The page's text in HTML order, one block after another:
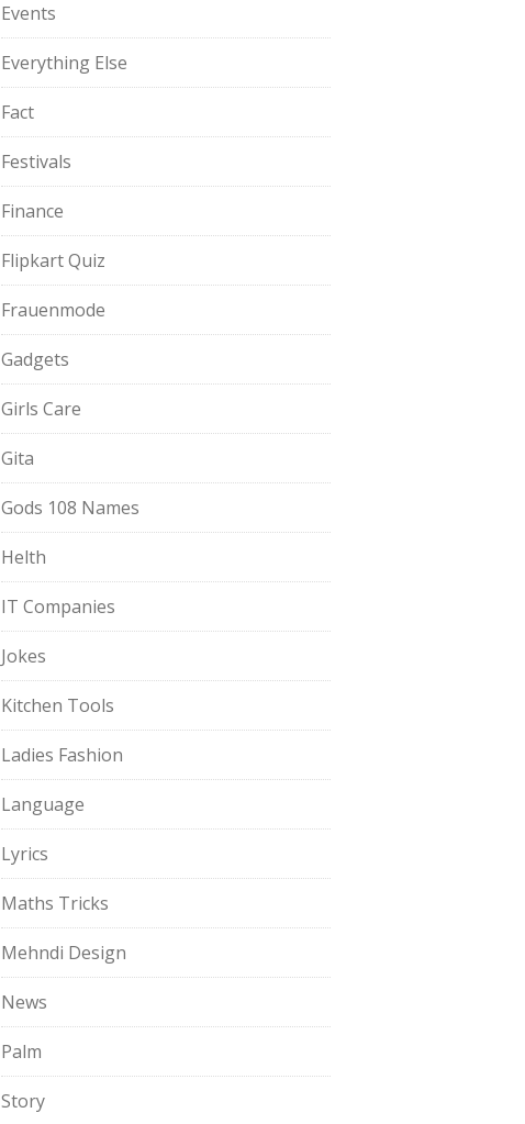
Events
Everything Else
Fact
Festivals
Finance
Flipkart Quiz
Frauenmode
Gadgets
Girls Care
Gita
Gods 108 Names
Helth
IT Companies
Jokes
Kitchen Tools
Ladies Fashion
Language
Lyrics
Maths Tricks
Mehndi Design
News
Palm
Story